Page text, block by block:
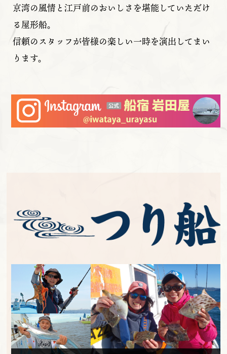
京湾の風情と江戸前のおいしさを堪能していただけ
る屋形船。
信頼のスタッフが皆様の楽しい一時を演出してまい
ります。